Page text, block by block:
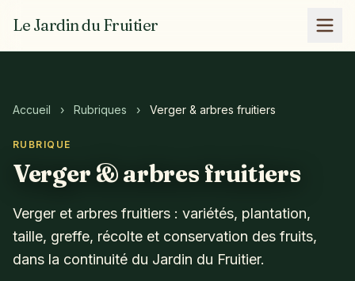
Le Jardin du Fruitier
Accueil › Rubriques › Verger & arbres fruitiers
RUBRIQUE
Verger & arbres fruitiers
Verger et arbres fruitiers : variétés, plantation,
taille, greffe, récolte et conservation des fruits,
dans la continuité du Jardin du Fruitier.